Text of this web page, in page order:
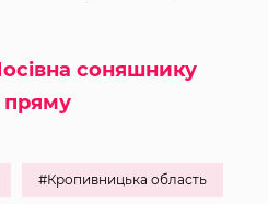
соняшнику
пряму
#Кропивницька область